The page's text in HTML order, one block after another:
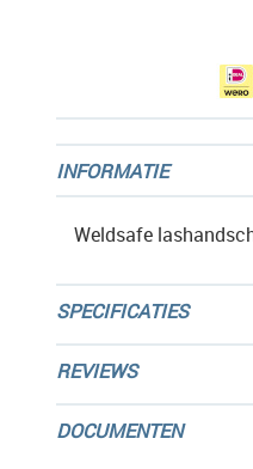
INFORMATIE
Weldsafe
SPECIFICATIES
REVIEWS
DOCUMENTEN